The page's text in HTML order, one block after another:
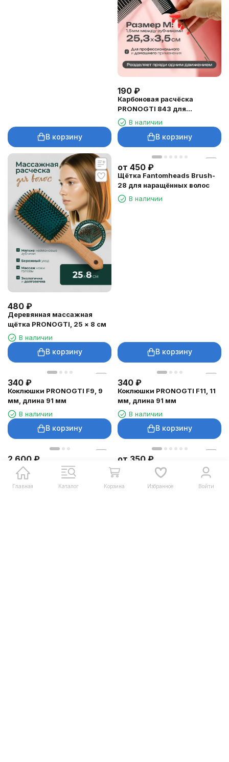
В корзину
190 ₽
Карбоновая расчёска
PRONOGTI 843 для
мелирования
В наличии
В корзину
480 ₽
Деревянная массажная
щётка PRONOGTI, 25 × 8 см
В наличии
В корзину
от 450 ₽
Щётка Fantomheads Brush-
28 для наращённых волос
В наличии
В корзину
340 ₽
Коклюшки PRONOGTI F9, 9
мм, длина 91 мм
В наличии
В корзину
340 ₽
Коклюшки PRONOGTI F11, 11
мм, длина 91 мм
В наличии
В корзину
2 600 ₽
Учебная голова PRONOGTI
699AA-2, натуральные
волосы 30 см, тёмный
В наличии
от 350 ₽
Удлинённые лезвия Meisha
Cloud для шаветки
В наличии
Главная Каталог Корзина Избранное Войти